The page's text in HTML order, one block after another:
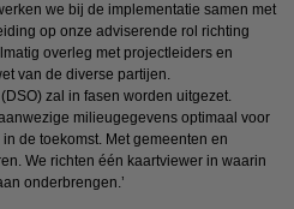
we bij de implementatie samen met
op onze adviserende rol richting
overleg met projectleiders en
van de diverse partijen.
zal in fasen worden uitgezet.
milieugegevens optimaal voor
de toekomst. Met gemeenten en
We richten één kaartviewer in waarin
onderbrengen.’